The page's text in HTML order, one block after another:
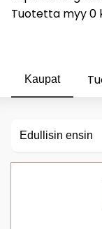
Tuotetta myy 0
Kaupat